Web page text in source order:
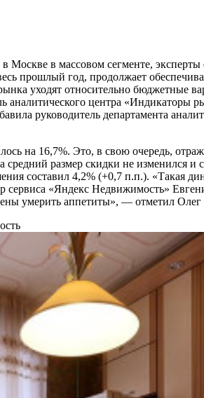
в массовом сегменте,
прошлый год, продолжает
уходят относительно
аналитического центра
руководитель департамента
на 16,7%. Это, в свою очередь,
размер скидки не изменился
составил 4,2% (+0,7 п.п.). «Такая
«Яндекс Недвижимость»
умерить аппетиты», — отметил Олег